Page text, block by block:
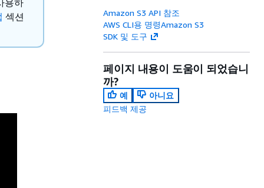
용하
섹션
Amazon S3 API 참조
AWS CLI용 명령Amazon S3
SDK 및 도구
페이지 내용이 도움이 되었습니
까?
예
아니요
피드백 제공